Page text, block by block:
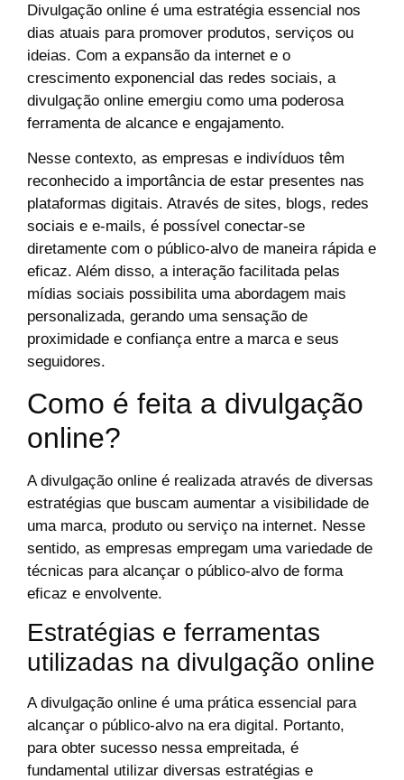
Divulgação online é uma estratégia essencial nos
dias atuais para promover produtos, serviços ou
ideias. Com a expansão da internet e o
crescimento exponencial das redes sociais, a
divulgação online emergiu como uma poderosa
ferramenta de alcance e engajamento.
Nesse contexto, as empresas e indivíduos têm
reconhecido a importância de estar presentes nas
plataformas digitais. Através de sites, blogs, redes
sociais e e-mails, é possível conectar-se
diretamente com o público-alvo de maneira rápida e
eficaz. Além disso, a interação facilitada pelas
mídias sociais possibilita uma abordagem mais
personalizada, gerando uma sensação de
proximidade e confiança entre a marca e seus
seguidores.
Como é feita a divulgação
online?
A divulgação online é realizada através de diversas
estratégias que buscam aumentar a visibilidade de
uma marca, produto ou serviço na internet. Nesse
sentido, as empresas empregam uma variedade de
técnicas para alcançar o público-alvo de forma
eficaz e envolvente.
Estratégias e ferramentas
utilizadas na divulgação online
A divulgação online é uma prática essencial para
alcançar o público-alvo na era digital. Portanto,
para obter sucesso nessa empreitada, é
fundamental utilizar diversas estratégias e